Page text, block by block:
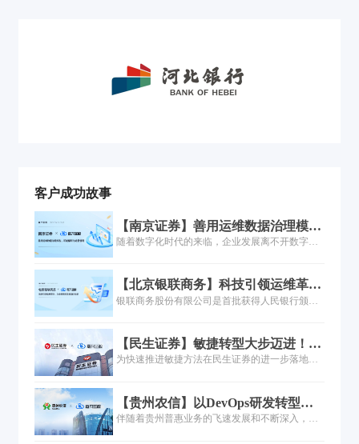
客户成功故事
【南京证券】善用运维数据治理模
型，赋能精细化运营管理
随着数字化时代的来临，企业发展离不开数字化
务消费的一体化场景，通过精细化管理提升IT服
务质量和效率。截至2022年末，南京证券已拥有
管理主要围绕日常业务运营来开展，确保IT服务
整体运作既满足业务需求又符合制度规范。
【北京银联商务】科技引领运维革
命，嘉为蓝鲸WeOps打造运维新底座
银联商务股份有限公司是首批获得人民银行颁发
构第一、亚太地区第二的排名以及46.3%的市场份
额的不俗的业绩，作为银联商务子公司的北京银
银商”基座，为客户的发展助力，也为实体经济注
入支付与科技的动能
【民生证券】敏捷转型大步迈进！民
生证券敏捷实践培训圆满结束！
为快速推进敏捷方法在民生证券的进一步落地推
落幕并于现场进行颁奖仪式，这标志着民生证券
的组织敏捷转型正式迈出新的步伐，为后续实现
【贵州农信】以DevOps研发转型，
加速乡村振兴最后一公里
伴随着贵州普惠业务的飞速发展和不断深入，无